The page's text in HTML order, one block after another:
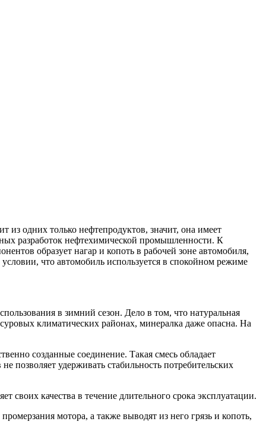
из одних только нефтепродуктов, значит, она имеет
разработок нефтехимической промышленности. К
образует нагар и копоть в рабочей зоне автомобиля,
что автомобиль используется в спокойном режиме
в зимний сезон. Дело в том, что натуральная
климатических районах, минералка даже опасна. На
созданные соединение. Такая смесь обладает
удерживать стабильность потребительских
своих качества в течение длительного срока эксплуатации.
мотора, а также выводят из него грязь и копоть,